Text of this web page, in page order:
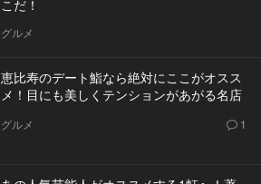
こだ！
グルメ
恵比寿のデート鮨なら絶対にここがオスス
メ！目にも美しくテンションがあがる名店
グルメ 1